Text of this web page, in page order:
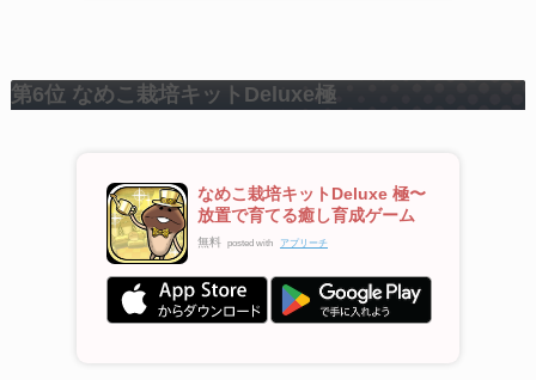
第6位 なめこ栽培キットDeluxe極
なめこ栽培キットDeluxe 極〜
放置で育てる癒し育成ゲーム
無料 posted with アプリーチ